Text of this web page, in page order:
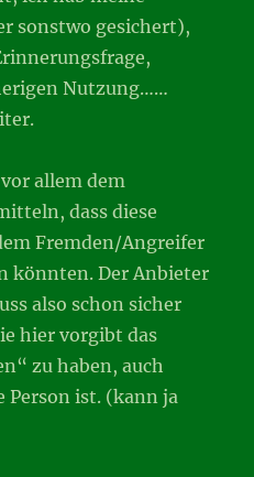
sonstwo gesichert),
Nutzung……
allem dem
dass diese
Fremden/Angreifer
könnten. Der Anbieter
also schon sicher
hier vorgibt das
zu haben, auch
ist. (kann ja